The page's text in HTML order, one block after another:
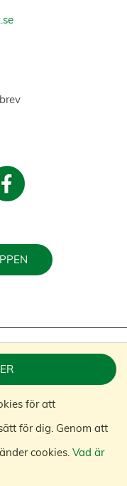
för att
för dig. Genom att
cookies. Vad är